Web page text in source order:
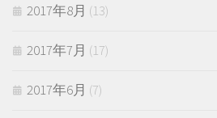
2017年8月 (13)
2017年7月 (17)
2017年6月 (7)